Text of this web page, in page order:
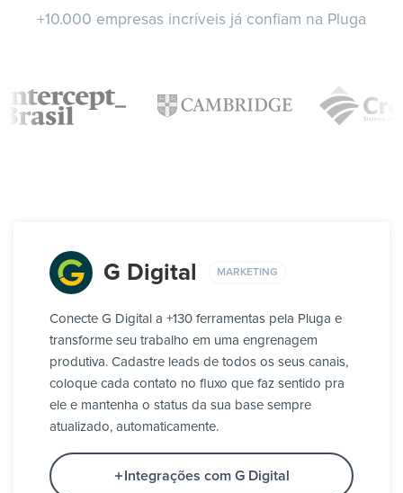
+10.000 empresas incríveis já confiam na Pluga
G Digital MARKETING
Conecte G Digital a +130 ferramentas pela Pluga e
transforme seu trabalho em uma engrenagem
produtiva. Cadastre leads de todos os seus canais,
coloque cada contato no fluxo que faz sentido pra
ele e mantenha o status da sua base sempre
atualizado, automaticamente.
Integrações com G Digital